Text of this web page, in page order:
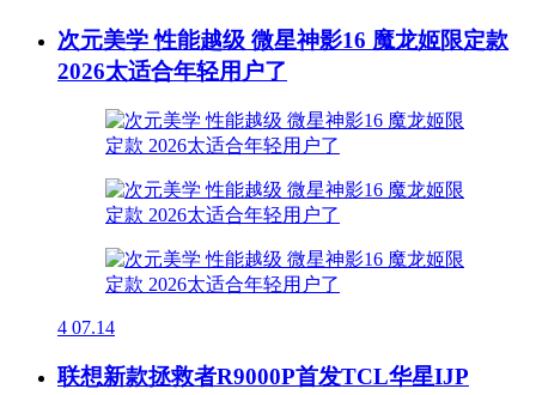
次元美学 性能越级 微星神影16 魔龙姬限定款
2026太适合年轻用户了
4 07.14
联想新款拯救者R9000P首发TCL华星IJP